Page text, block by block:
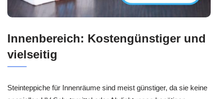
Innenbereich: Kostengünstiger und
vielseitig
Steinteppiche für Innenräume sind meist günstiger, da sie keine